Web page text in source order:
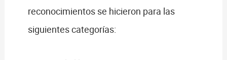
reconocimientos se hicieron para las
siguientes categorías: